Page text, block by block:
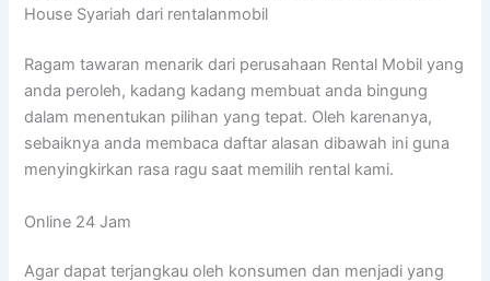
House Syariah dari rentalanmobil
Ragam tawaran menarik dari perusahaan Rental Mobil yang
anda peroleh, kadang kadang membuat anda bingung
dalam menentukan pilihan yang tepat. Oleh karenanya,
sebaiknya anda membaca daftar alasan dibawah ini guna
menyingkirkan rasa ragu saat memilih rental kami.
Online 24 Jam
Agar dapat terjangkau oleh konsumen dan menjadi yang